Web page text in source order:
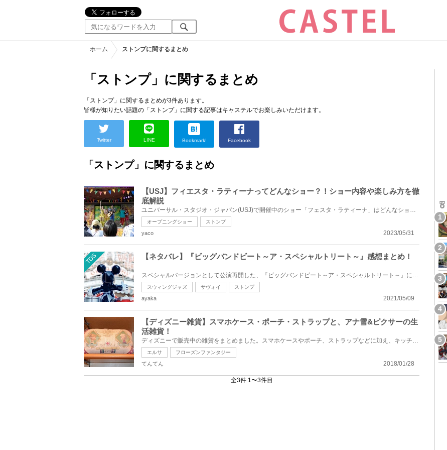
ホーム ストンプに関するまとめ
「ストンプ」に関するまとめ
「ストンプ」に関するまとめが3件あります。
皆様が知りたい話題の「ストンプ」に関する記事はキャステルでお楽しみいただけます。
Twitter LINE Bookmark! Facebook
「ストンプ」に関するまとめ
【USJ】フィエスタ・ラティーナってどんなショー？！ショー内容や楽しみ方を徹
底解説
ユニバーサル・スタジオ・ジャパン(USJ)で開催中のショー「フェスタ・ラティーナ」はどんなショー？ショ...
オープニングショー ストンプ
2023/05/31
yaco
TDS 【ネタバレ】『ビッグバンドビート～ア・スペシャルトリート～』感想まとめ！
スペシャルバージョンとして公演再開した、『ビッグバンドビート～ア・スペシャルトリート～』について...
スウィングジャズ サヴォイ ストンプ
2021/05/09
ayaka
【ディズニー雑貨】スマホケース・ポーチ・ストラップと、アナ雪&ピクサーの生
活雑貨！
ディズニーで販売中の雑貨をまとめました。スマホケースやポーチ、ストラップなどに加え、キッチン用品...
エルサ フローズンファンタジー
2018/01/28
てんてん
全3件 1〜3件目